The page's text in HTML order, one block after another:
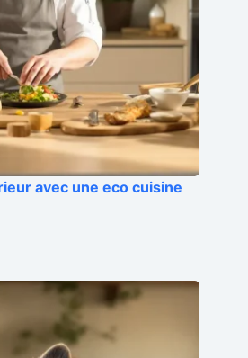
avec une eco cuisine